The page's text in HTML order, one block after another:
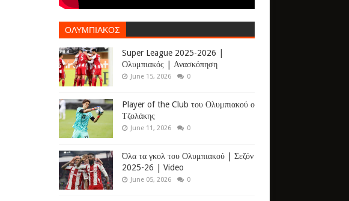
ΟΛΥΜΠΙΑΚΟΣ
Super League 2025-2026 |
Ολυμπιακός | Ανασκόπηση
June 15, 2026 0
Player of the Club του Ολυμπιακού ο
Τζολάκης
June 11, 2026 0
Όλα τα γκολ του Ολυμπιακού | Σεζόν
2025-26 | Video
June 05, 2026 0